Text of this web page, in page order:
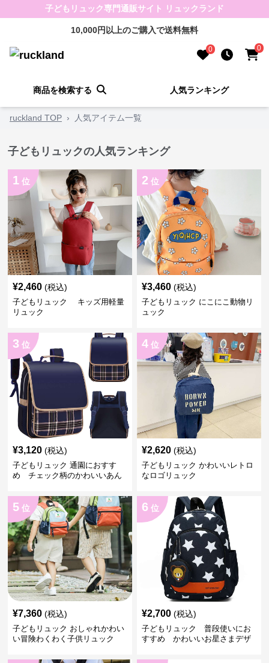
子どもリュック専門通販サイト リュックランド
10,000円以上のご購入で送料無料
0 0
商品を検索する 人気ランキング
ruckland TOP › 人気アイテム一覧
子どもリュックの人気ランキング
1 位
¥2,460 (税込)
子どもリュック キッズ用軽量
リュック
2 位
¥3,460 (税込)
子どもリュック にこにこ動物リ
ュック
3 位
¥3,120 (税込)
子どもリュック 通園におすす
め チェック柄のかわいいあん
4 位
¥2,620 (税込)
子どもリュック かわいいレトロ
なロゴリュック
5 位
¥7,360 (税込)
子どもリュック おしゃれかわい
い冒険わくわく子供リュック
6 位
¥2,700 (税込)
子どもリュック 普段使いにお
すすめ かわいいお星さまデザ